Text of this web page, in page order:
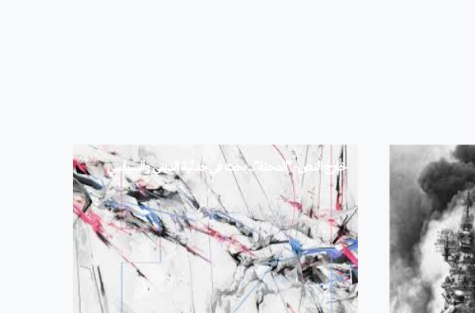
خارج النص- “المحنة”.. بحث في جدلية الديني والسياسي‎